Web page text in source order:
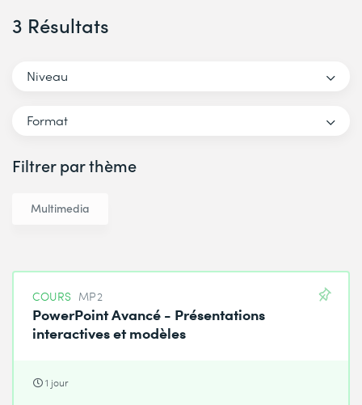
3 Résultats
Niveau
Format
Filtrer par thème
Multimedia
COURS MP2
PowerPoint Avancé - Présentations
interactives et modèles
1 jour